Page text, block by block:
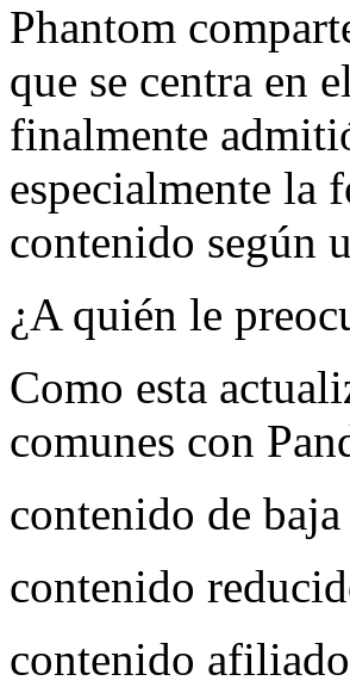
Phantom
que se centra en
finalmente
especialmente la
contenido según
¿A quién le
Como esta
comunes con
contenido de
contenido
contenido afiliado